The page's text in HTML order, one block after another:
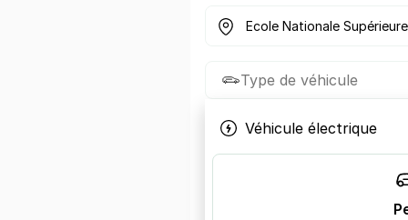
Où cherchez-vous un parking
Type de véhicule
Véhicule électrique